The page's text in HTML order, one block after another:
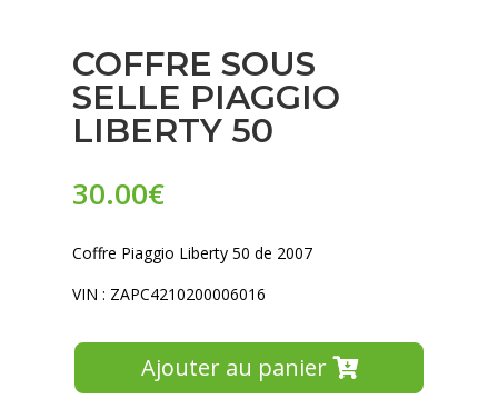
COFFRE SOUS
SELLE PIAGGIO
LIBERTY 50
30.00€
Coffre Piaggio Liberty 50 de 2007
VIN : ZAPC4210200006016
Ajouter au panier